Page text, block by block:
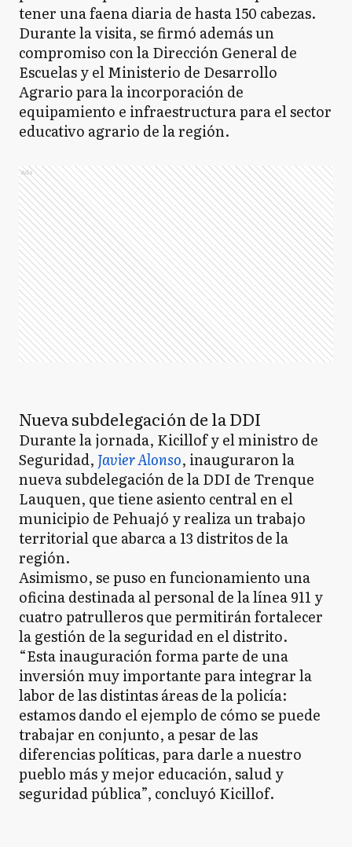
tener una faena diaria de hasta 150 cabezas.
Durante la visita, se firmó además un
compromiso con la Dirección General de
Escuelas y el Ministerio de Desarrollo
Agrario para la incorporación de
equipamiento e infraestructura para el sector
educativo agrario de la región.
Ads
Nueva subdelegación de la DDI
Durante la jornada, Kicillof y el ministro de
Seguridad, Javier Alonso, inauguraron la
nueva subdelegación de la DDI de Trenque
Lauquen, que tiene asiento central en el
municipio de Pehuajó y realiza un trabajo
territorial que abarca a 13 distritos de la
región.
Asimismo, se puso en funcionamiento una
oficina destinada al personal de la línea 911 y
cuatro patrulleros que permitirán fortalecer
la gestión de la seguridad en el distrito.
“Esta inauguración forma parte de una
inversión muy importante para integrar la
labor de las distintas áreas de la policía:
estamos dando el ejemplo de cómo se puede
trabajar en conjunto, a pesar de las
diferencias políticas, para darle a nuestro
pueblo más y mejor educación, salud y
seguridad pública”, concluyó Kicillof.